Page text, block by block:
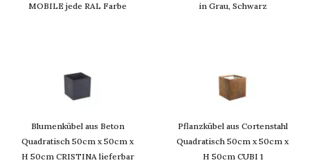
MOBILE jede RAL Farbe
in Grau, Schwarz
Blumenkübel aus Beton
Quadratisch 50cm x 50cm x
H 50cm CRISTINA lieferbar
Pflanzkübel aus Cortenstahl
Quadratisch 50cm x 50cm x
H 50cm CUBI 1